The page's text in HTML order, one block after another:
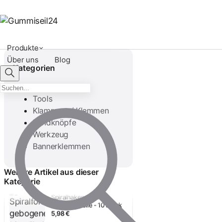
Produkte
Über uns
Blog
Kategorien
Tools
Klammern / Klemmen
Rundknöpfe
Werkzeug
Bannerklemmen
Weitere Artikel aus dieser
Kategorie
Spiralhaken für 6mm
Expanderseile - 10 Stück
Spiralhaken für 8mm
Expanderseile - 10 Stück
5,98 €